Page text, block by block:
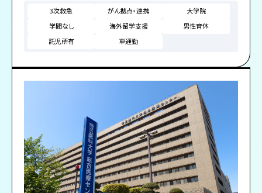
3次救急 がん拠点・連携
大学院
学閥なし
海外留学支援
男性育休
託児所有
車通勤